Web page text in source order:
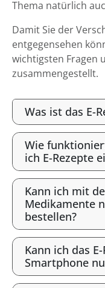
Thema natürlich
Damit Sie der
entgegensehen
wichtigsten Fragen
zusammengestellt.
Was ist das E-
Wie
ich E-Rezepte
Kann ich mit
Medikamente
bestellen?
Kann ich das
Smartphone